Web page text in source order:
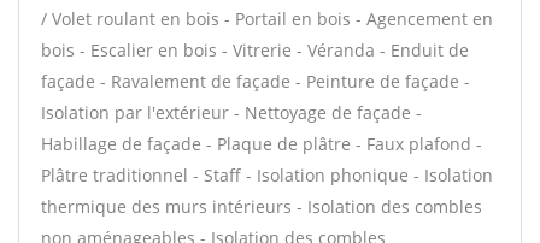
/ Volet roulant en bois - Portail en bois - Agencement en
bois - Escalier en bois - Vitrerie - Véranda - Enduit de
façade - Ravalement de façade - Peinture de façade -
Isolation par l'extérieur - Nettoyage de façade -
Habillage de façade - Plaque de plâtre - Faux plafond -
Plâtre traditionnel - Staff - Isolation phonique - Isolation
thermique des murs intérieurs - Isolation des combles
non aménageables - Isolation des combles